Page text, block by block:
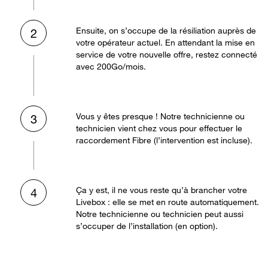
2
Ensuite, on s’occupe de la résiliation auprès de
votre opérateur actuel. En attendant la mise en
service de votre nouvelle offre, restez connecté
avec 200Go/mois.
3
Vous y êtes presque ! Notre technicienne ou
technicien vient chez vous pour effectuer le
raccordement Fibre (l’intervention est incluse).
4
Ça y est, il ne vous reste qu’à brancher votre
Livebox : elle se met en route automatiquement.
Notre technicienne ou technicien peut aussi
s’occuper de l’installation (en option).